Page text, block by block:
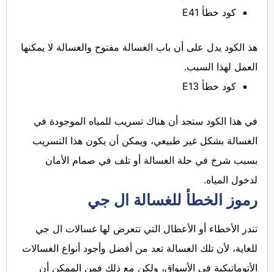
كود خطأ E41
هذ الكود يدل على أن باب الغسالة مفتوح والغسالة لا يمكنها
العمل لهذا السبب.
كود خطأ E13
في هذا الكود ستجد أن هناك تسريب للمياه الموجودة في
الغسالة بشكل غير طبيعي، ويمكن أن يكون هذا التسريب
بسبب شرخ في حلة الغسالة أو تلف في صمام الأمان
لدخول المياه.
رموز الخطأ للغسالة ال جي
تندر الأخطاء أو الأعطال التي تتعرض لها غسالات ال جي
للغاية، لأن تلك الغسالة تعد من أفضل وأجود أنواع الغسالات
الأتوماتيكية في الأسواق، ولكن مع ذلك فمن الممكن أن